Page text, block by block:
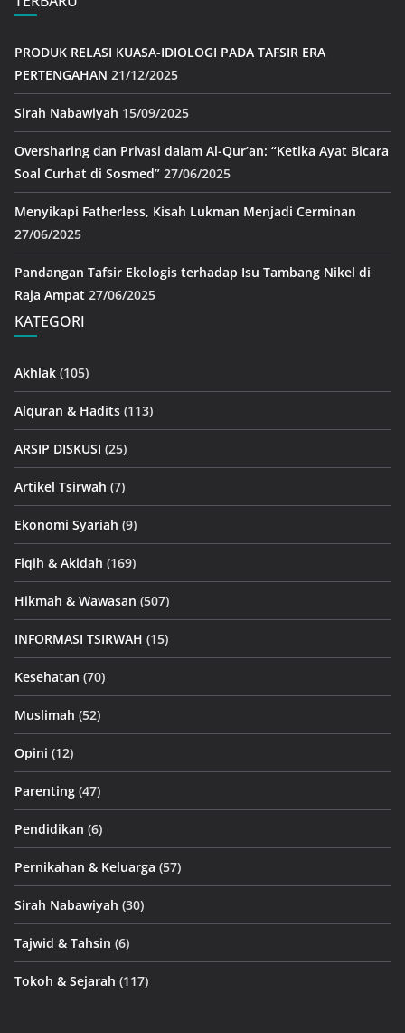
PRODUK RELASI KUASA-IDIOLOGI PADA TAFSIR ERA
PERTENGAHAN 21/12/2025
Sirah Nabawiyah 15/09/2025
Oversharing dan Privasi dalam Al-Qur’an: “Ketika Ayat Bicara
Soal Curhat di Sosmed” 27/06/2025
Menyikapi Fatherless, Kisah Lukman Menjadi Cerminan
27/06/2025
Pandangan Tafsir Ekologis terhadap Isu Tambang Nikel di
Raja Ampat 27/06/2025
KATEGORI
Akhlak (105)
Alquran & Hadits (113)
ARSIP DISKUSI (25)
Artikel Tsirwah (7)
Ekonomi Syariah (9)
Fiqih & Akidah (169)
Hikmah & Wawasan (507)
INFORMASI TSIRWAH (15)
Kesehatan (70)
Muslimah (52)
Opini (12)
Parenting (47)
Pendidikan (6)
Pernikahan & Keluarga (57)
Sirah Nabawiyah (30)
Tajwid & Tahsin (6)
Tokoh & Sejarah (117)